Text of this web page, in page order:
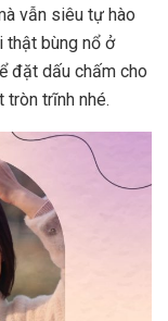
vẫn siêu tự hào
thật bùng nổ ở
đặt dấu chấm cho
tròn trĩnh nhé.